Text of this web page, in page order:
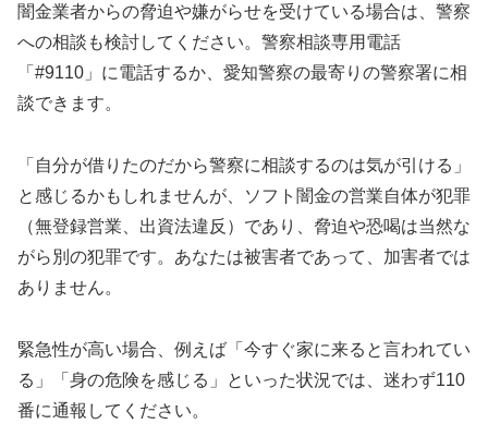
闇金業者からの脅迫や嫌がらせを受けている場合は、警察
への相談も検討してください。警察相談専用電話
「#9110」に電話するか、愛知警察の最寄りの警察署に相
談できます。
「自分が借りたのだから警察に相談するのは気が引ける」
と感じるかもしれませんが、ソフト闇金の営業自体が犯罪
（無登録営業、出資法違反）であり、脅迫や恐喝は当然な
がら別の犯罪です。あなたは被害者であって、加害者では
ありません。
緊急性が高い場合、例えば「今すぐ家に来ると言われてい
る」「身の危険を感じる」といった状況では、迷わず110
番に通報してください。